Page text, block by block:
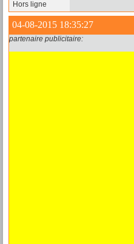
Hors ligne
04-08-2015 18:35:27
partenaire publicitaire: